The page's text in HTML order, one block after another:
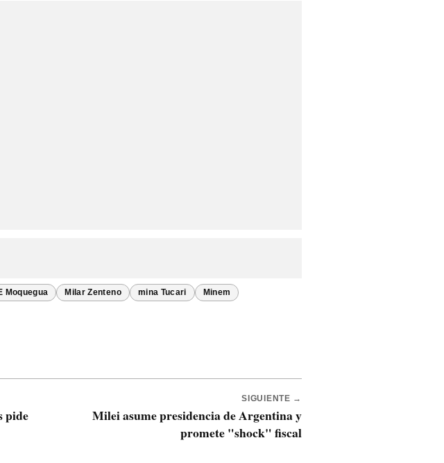
Moquegua Milar Zenteno mina Tucari Minem
pide
SIGUIENTE →
Milei asume presidencia de Argentina y
promete "shock" fiscal